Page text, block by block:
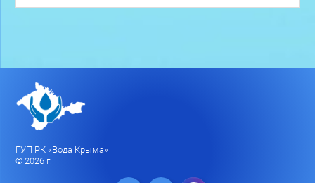
ГУП РК «Вода Крыма»
© 2026 г.